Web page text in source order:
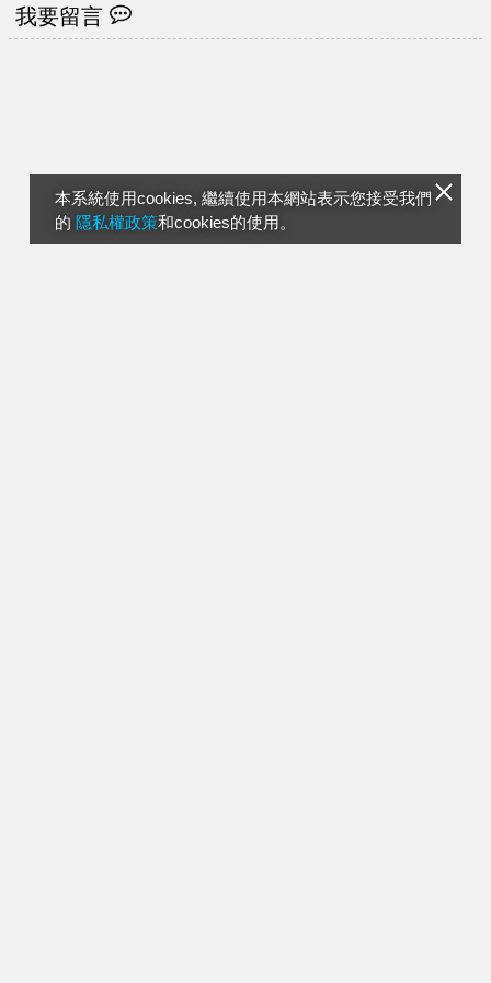
本系統使用cookies, 繼續使用本網站表示您接受我們
的 隱私權政策和cookies的使用。
我要留言